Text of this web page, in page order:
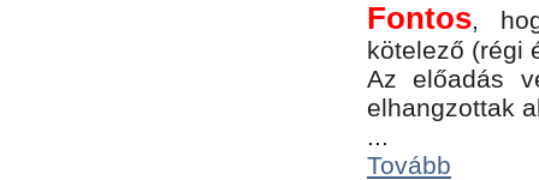
Fontos,
kötelező (régi
Az előadás
elhangzottak
...
Tovább